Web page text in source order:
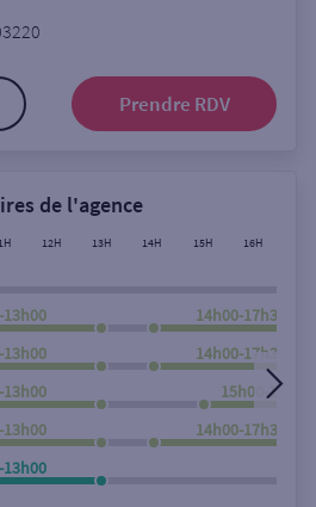
Rechercher
Prendre RDV
de l'agence
12H 13H 14H 15H 16H
13h00 14h00-17h30
13h00 14h00-17h30
13h00 15h00-17h30
13h00 14h00-17h30